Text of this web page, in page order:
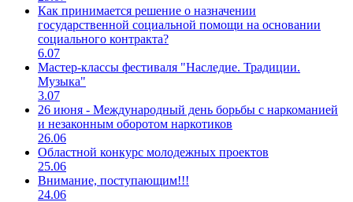
Как принимается решение о назначении
государственной социальной помощи на основании
социального контракта?
6.07
Мастер-классы фестиваля "Наследие. Традиции.
Музыка"
3.07
26 июня - Международный день борьбы с наркоманией
и незаконным оборотом наркотиков
26.06
Областной конкурс молодежных проектов
25.06
Внимание, поступающим!!!
24.06